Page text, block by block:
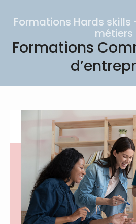
Formations Hards
métiers
Formations